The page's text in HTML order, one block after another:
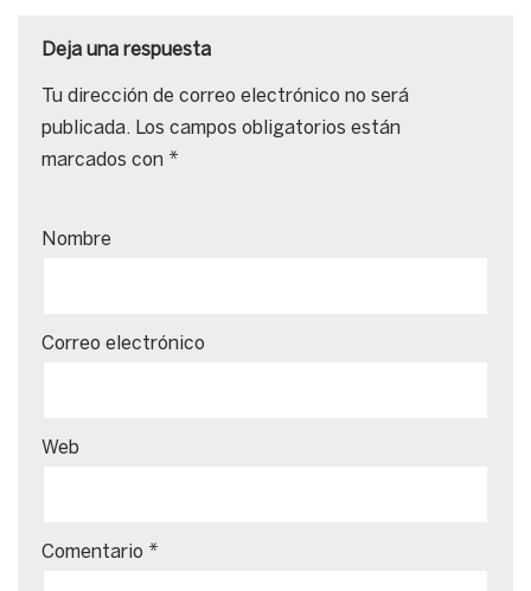
Deja una respuesta
Tu dirección de correo electrónico no será
publicada. Los campos obligatorios están
marcados con *
Nombre
Correo electrónico
Web
Comentario *